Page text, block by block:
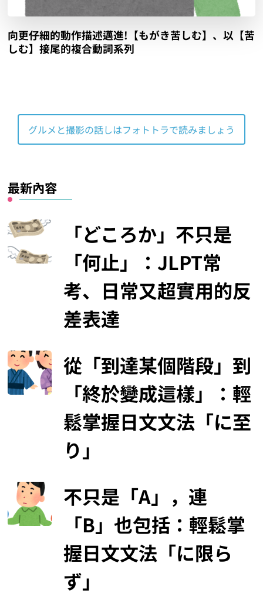
向更仔細的動作描述邁進!【もがき苦しむ】、以【苦
しむ】接尾的複合動詞系列
グルメと撮影の話しはフォトトラで読みましょう
最新內容
「どころか」不只是
「何止」：JLPT常
考、日常又超實用的反
差表達
從「到達某個階段」到
「終於變成這樣」：輕
鬆掌握日文文法「に至
り」
不只是「A」，連
「B」也包括：輕鬆掌
握日文文法「に限ら
ず」